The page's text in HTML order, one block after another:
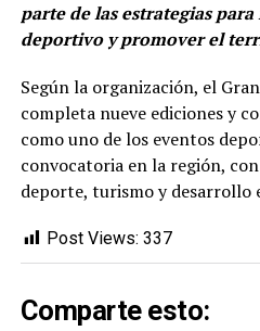
parte de las estrategias
deportivo y promover el
Según la organización, el
completa nueve ediciones y
como uno de los eventos
convocatoria en la región,
deporte, turismo y desarrollo
Post Views: 337
Comparte esto: